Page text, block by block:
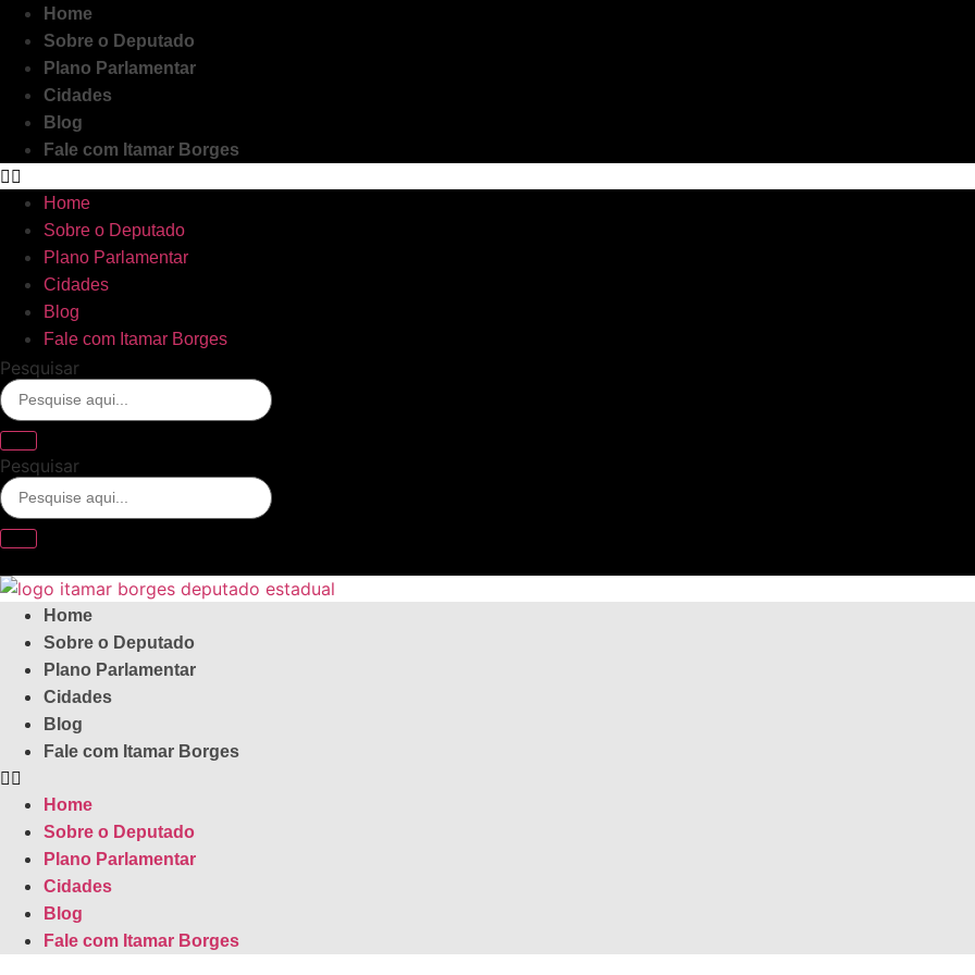
para
conteúdo
Home
Sobre o Deputado
Plano Parlamentar
Cidades
Blog
Fale com Itamar Borges
Home
Sobre o Deputado
Plano Parlamentar
Cidades
Blog
Fale com Itamar Borges
Pesquisar
Pesquisar
Home
Sobre o Deputado
Plano Parlamentar
Cidades
Blog
Fale com Itamar Borges
Home
Sobre o Deputado
Plano Parlamentar
Cidades
Blog
Fale com Itamar Borges